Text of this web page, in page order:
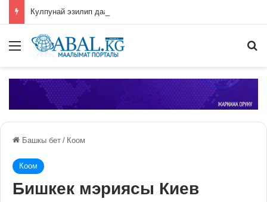
Меню
Башкы бет / Коом
Коом
Бишкек мэриясы Киев